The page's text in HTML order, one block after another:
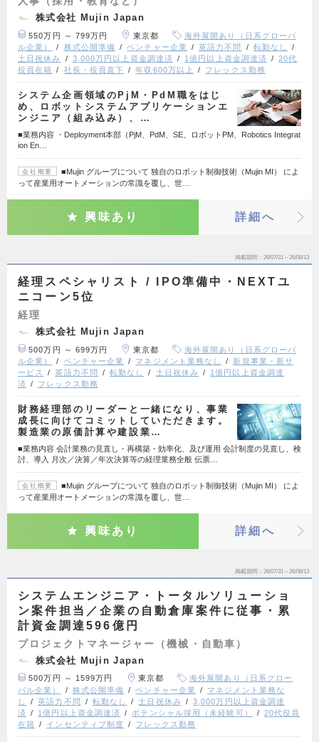
株式会社 Mujin Japan
550万円 ～ 799万円 東京都
海外展開あり（日系グローバ
ル企業）
株式公開準備 ベンチャー企業 英語力不問
転勤なし
土日祝休み
3,000万円以上資金調達済 1億円以上資金調達済
20代
役員在籍
社長・役員直下 年収600万以上 フレックス勤務
システム企画領域のPjM・PdM職をはじ
め、ロボットシステムアプリケーションエ
ンジニア（組み込み）、…
■業務内容 ・Deployment本部（PjM、PdM、SE、ロボットPM、Robotics Integrat
ion En…
会社概要
■Mujin グループについて 独自のロボット制御技術（Mujin MI） によ
って産業用オートメーションの常識を覆し、世…
興味あり 詳細へ
掲載期間 26/07/31～26/08/13
経理スペシャリスト / IPO準備中・NEXTユ
ニコーン5位
経理
株式会社 Mujin Japan
500万円 ～ 699万円 東京都
海外展開あり（日系グローバ
ル企業）
ベンチャー企業 マネジメント業務なし
新規事業・新サ
ービス
英語力不問 転勤なし 土日祝休み
1億円以上資金調達
済
フレックス勤務
財務経理部のリーダーと一緒になり、事業
成長に向けてコミットしていただきます。
製造業の原価計算や建設業…
■業務内容 会計業務の見直し・再構築・効率化、及び運用 会計制度の見直し、検
討、導入 月次／決算／年次決算等の経理業務全般 伝票…
会社概要
■Mujin グループについて 独自のロボット制御技術（Mujin MI） によ
って産業用オートメーションの常識を覆し、世…
興味あり 詳細へ
掲載期間 26/07/31～26/08/13
システムエンジニア・トータルソリューショ
ン案件担当／企業の自動倉庫案件に従事・累
計資金調達596億円
プロジェクトマネージャー（機械・自動車）
株式会社 Mujin Japan
500万円 ～ 1599万円 東京都
海外展開あり（日系グロー
バル企業）
株式公開準備 ベンチャー企業
マネジメント業務な
し
英語力不問 転勤なし 土日祝休み
3,000万円以上資金調達
済
1億円以上資金調達済 ポテンシャル採用（未経験可）
20代役員
在籍
インセンティブ制度 フレックス勤務